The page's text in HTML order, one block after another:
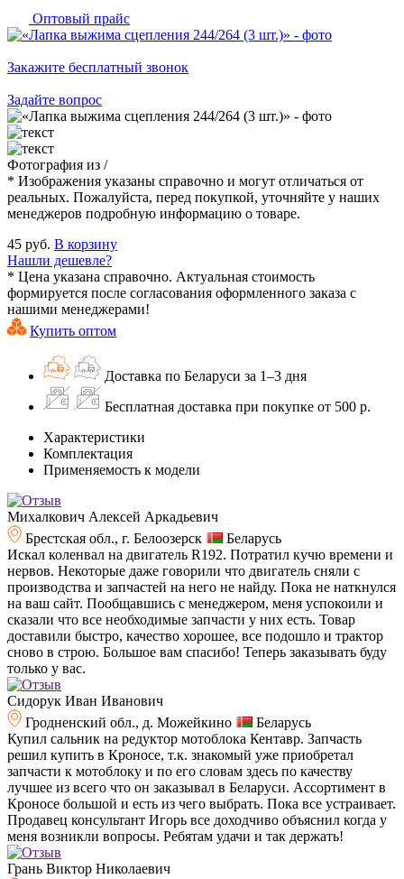
Оптовый прайс
Закажите бесплатный звонок
Задайте вопрос
Фотография из /
* Изображения указаны справочно и могут отличаться от
реальных. Пожалуйста, перед покупкой, уточняйте у наших
менеджеров подробную информацию о товаре.
45 руб. В корзину
Нашли дешевле?
* Цена указана справочно. Актуальная стоимость
формируется после согласования оформленного заказа с
нашими менеджерами!
Купить оптом
Доставка по Беларуси за 1–3 дня
Бесплатная доставка при покупке от 500 р.
Характеристики
Комплектация
Применяемость к модели
Михалкович Алексей Аркадьевич
Брестская обл., г. Белоозерск
Беларусь
Искал коленвал на двигатель R192. Потратил кучю времени и
нервов. Некоторые даже говорили что двигатель сняли с
производства и запчастей на него не найду. Пока не наткнулся
на ваш сайт. Пообщавшись с менеджером, меня успокоили и
сказали что все необходимые запчасти у них есть. Товар
доставили быстро, качество хорошее, все подошло и трактор
сново в строю. Большое вам спасибо! Теперь заказывать буду
только у вас.
Сидорук Иван Иванович
Гродненский обл., д. Можейкино
Беларусь
Купил сальник на редуктор мотоблока Кентавр. Запчасть
решил купить в Кроносе, т.к. знакомый уже приобретал
запчасти к мотоблоку и по его словам здесь по качеству
лучшее из всего что он заказывал в Беларуси. Ассортимент в
Кроносе большой и есть из чего выбрать. Пока все устраивает.
Продавец консультант Игорь все доходчиво объяснил когда у
меня возникли вопросы. Ребятам удачи и так держать!
Грань Виктор Николаевич